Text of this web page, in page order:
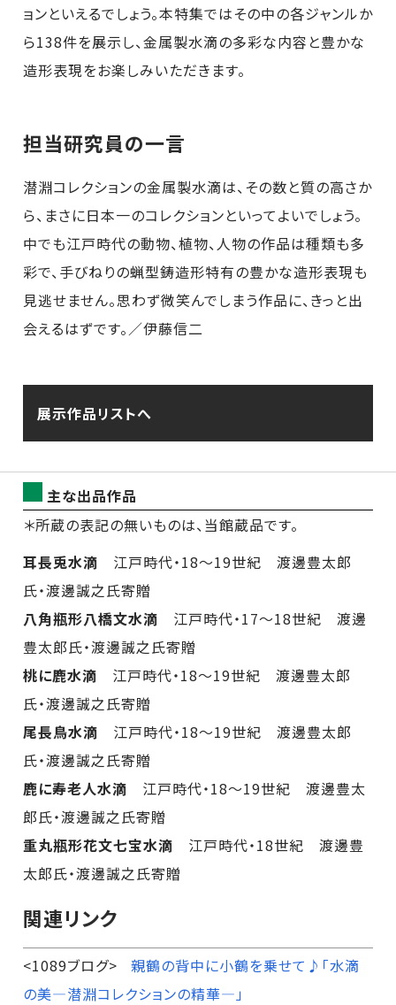
ョンといえるでしょう。本特集ではその中の各ジャンルか
ら138件を展示し、金属製水滴の多彩な内容と豊かな
造形表現をお楽しみいただきます。
担当研究員の一言
潜淵コレクションの金属製水滴は、その数と質の高さか
ら、まさに日本一のコレクションといってよいでしょう。
中でも江戸時代の動物、植物、人物の作品は種類も多
彩で、手びねりの蝋型鋳造形特有の豊かな造形表現も
見逃せません。思わず微笑んでしまう作品に、きっと出
会えるはずです。／伊藤信二
展示作品リストへ
主な出品作品
＊所蔵の表記の無いものは、当館蔵品です。
耳長兎水滴 江戸時代・18～19世紀 渡邊豊太郎
氏・渡邊誠之氏寄贈
八角瓶形八橋文水滴 江戸時代・17～18世紀 渡邊
豊太郎氏・渡邊誠之氏寄贈
桃に鹿水滴 江戸時代・18～19世紀 渡邊豊太郎
氏・渡邊誠之氏寄贈
尾長鳥水滴 江戸時代・18～19世紀 渡邊豊太郎
氏・渡邊誠之氏寄贈
鹿に寿老人水滴 江戸時代・18～19世紀 渡邊豊太
郎氏・渡邊誠之氏寄贈
重丸瓶形花文七宝水滴 江戸時代・18世紀 渡邊豊
太郎氏・渡邊誠之氏寄贈
関連リンク
<1089ブログ> 親鶴の背中に小鶴を乗せて♪「水滴
の美―潜淵コレクションの精華―」